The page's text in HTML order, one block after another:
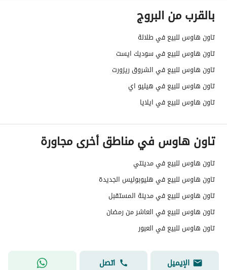
بالقرب من البروج
تاون هاوس للبيع في طلالة
تاون هاوس للبيع في سوديك ايست
تاون هاوس للبيع في الشروق ريزورت
تاون هاوس للبيع في هيليو اي
تاون هاوس للبيع في ايلايا
تاون هاوس في مناطق أخرى مجاورة
تاون هاوس للبيع في مدينتي
تاون هاوس للبيع في هليوبوليس الجديدة
تاون هاوس للبيع في مدينة المستقبل
تاون هاوس للبيع في العاشر من رمضان
تاون هاوس للبيع في العبور
الإيميل اتصل